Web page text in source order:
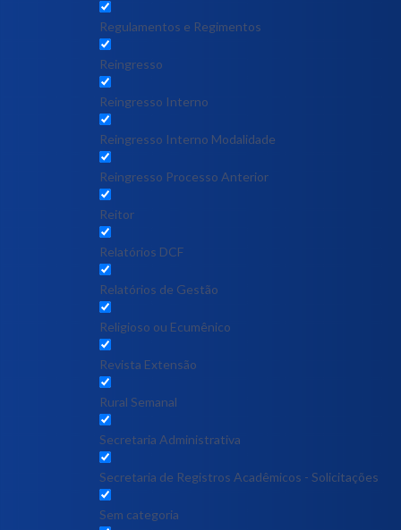
Regulamentos e Regimentos
Reingresso
Reingresso Interno
Reingresso Interno Modalidade
Reingresso Processo Anterior
Reitor
Relatórios DCF
Relatórios de Gestão
Religioso ou Ecumênico
Revista Extensão
Rural Semanal
Secretaria Administrativa
Secretaria de Registros Acadêmicos - Solicitações
Sem categoria